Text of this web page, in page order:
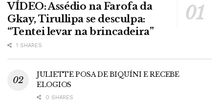
VÍDEO: Assédio na Farofa da
Gkay, Tirullipa se desculpa:
“Tentei levar na brincadeira”
1 SHARES
JULIETTE POSA DE BIQUÍNI E RECEBE
ELOGIOS
0 SHARES